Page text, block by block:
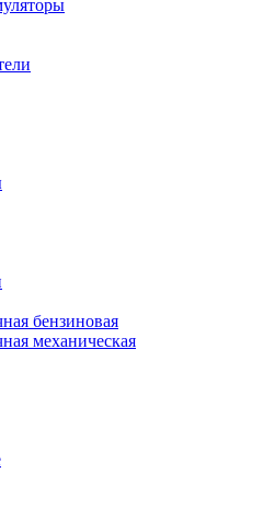
бензиновая
механическая